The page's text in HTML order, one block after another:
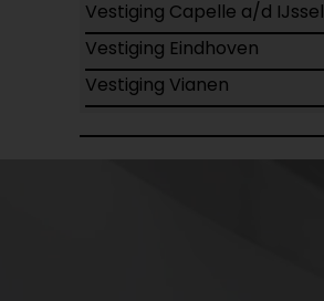
Vestiging Capelle a/d IJssel
Vestiging Eindhoven
Vestiging Vianen